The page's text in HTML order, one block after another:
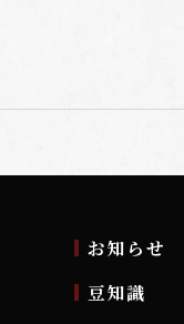
お知らせ
豆知識